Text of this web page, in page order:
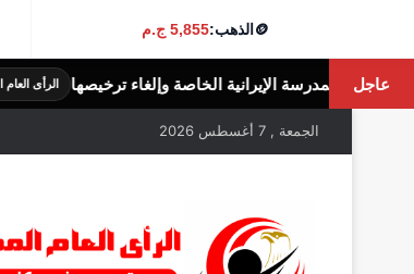
🪙الذهب:5,855 ج.م
عاجل
وإلغاء ترخيصها الرأى العام المصرى الثريد
الجمعة , 7 أغسطس 2026